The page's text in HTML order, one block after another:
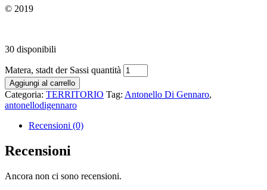
© 2019
30 disponibili
Matera, stadt der Sassi quantità
Aggiungi al carrello
Categoria: TERRITORIO Tag: Antonello Di Gennaro,
antonellodigennaro
Recensioni (0)
Recensioni
Ancora non ci sono recensioni.